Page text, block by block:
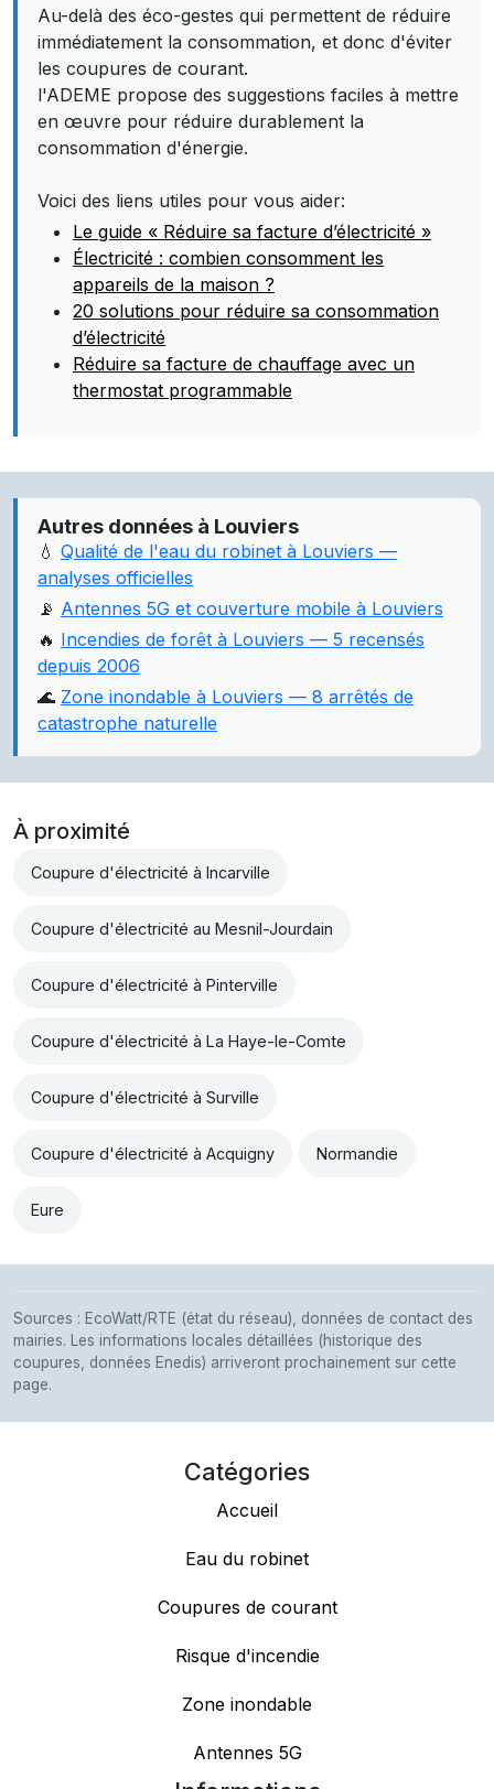
Au-delà des éco-gestes qui permettent de réduire
immédiatement la consommation, et donc d'éviter
les coupures de courant.
l'ADEME propose des suggestions faciles à mettre
en œuvre pour réduire durablement la
consommation d'énergie.
Voici des liens utiles pour vous aider:
Le guide « Réduire sa facture d’électricité »
Électricité : combien consomment les
appareils de la maison ?
20 solutions pour réduire sa consommation
d’électricité
Réduire sa facture de chauffage avec un
thermostat programmable
Autres données à Louviers
💧 Qualité de l'eau du robinet à Louviers —
analyses officielles
📡 Antennes 5G et couverture mobile à Louviers
🔥 Incendies de forêt à Louviers — 5 recensés
depuis 2006
🌊 Zone inondable à Louviers — 8 arrêtés de
catastrophe naturelle
À proximité
Coupure d'électricité à Incarville
Coupure d'électricité au Mesnil-Jourdain
Coupure d'électricité à Pinterville
Coupure d'électricité à La Haye-le-Comte
Coupure d'électricité à Surville
Coupure d'électricité à Acquigny Normandie
Eure
Sources : EcoWatt/RTE (état du réseau), données de contact des
mairies. Les informations locales détaillées (historique des
coupures, données Enedis) arriveront prochainement sur cette
page.
Catégories
Accueil
Eau du robinet
Coupures de courant
Risque d'incendie
Zone inondable
Antennes 5G